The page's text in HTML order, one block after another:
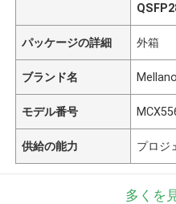
パッケージの詳細 外箱
ブランド名
モデル番号
供給の能力 プロジ
多くを